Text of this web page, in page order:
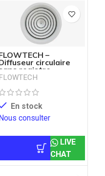
–
circulaire
sans registre
En stock
consulter
LIVE
CHAT